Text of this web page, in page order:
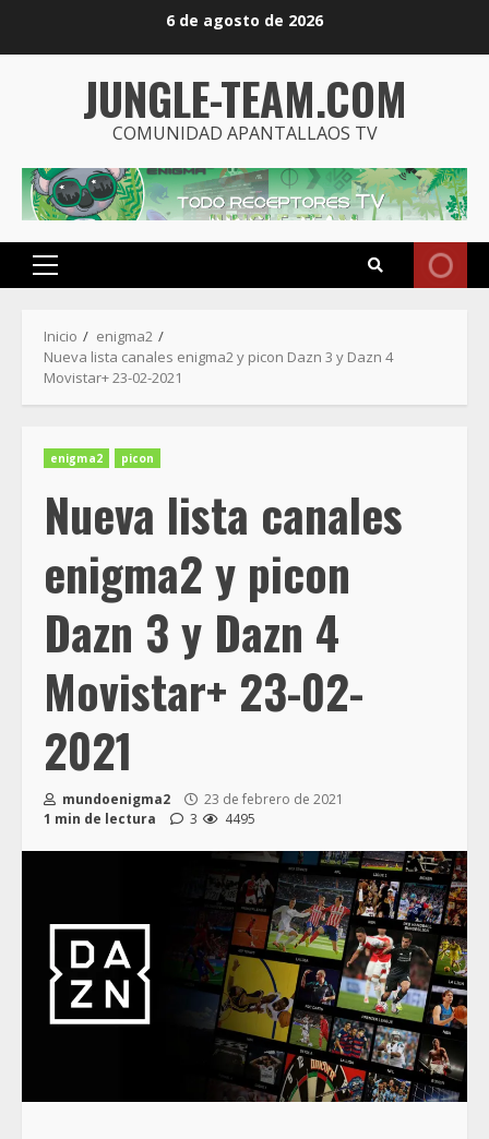
6 de agosto de 2026
JUNGLE-TEAM.COM
COMUNIDAD APANTALLAOS TV
Menú
Inicio
enigma2
Nueva lista canales enigma2 y picon Dazn 3 y Dazn 4
Movistar+ 23-02-2021
enigma2 picon
Nueva lista canales
enigma2 y picon
Dazn 3 y Dazn 4
Movistar+ 23-02-
2021
mundoenigma2
23 de febrero de 2021
1 min de lectura
3 4495